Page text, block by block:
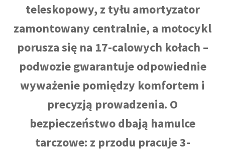
teleskopowy, z tyłu amortyzator
zamontowany centralnie, a motocykl
porusza się na 17-calowych kołach –
podwozie gwarantuje odpowiednie
wyważenie pomiędzy komfortem i
precyzją prowadzenia. O
bezpieczeństwo dbają hamulce
tarczowe: z przodu pracuje 3-